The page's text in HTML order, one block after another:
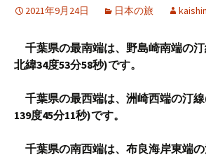
2021年9月24日 日本の旅 kaishin
千葉県の最南端は、野島崎南端の汀
北緯34度53分58秒)です。
千葉県の最西端は、洲崎西端の汀
139度45分11秒)です。
千葉県の南西端は、布良海岸東端